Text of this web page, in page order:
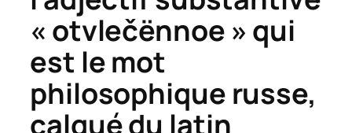
« otvlečënnoe » qui
est le mot
philosophique russe,
calqué du latin